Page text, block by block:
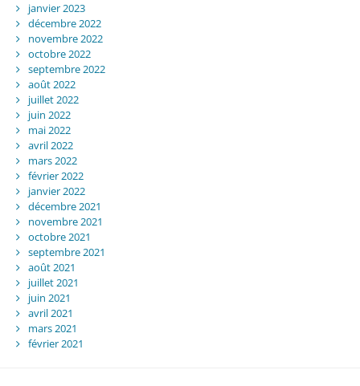
janvier 2023
décembre 2022
novembre 2022
octobre 2022
septembre 2022
août 2022
juillet 2022
juin 2022
mai 2022
avril 2022
mars 2022
février 2022
janvier 2022
décembre 2021
novembre 2021
octobre 2021
septembre 2021
août 2021
juillet 2021
juin 2021
avril 2021
mars 2021
février 2021